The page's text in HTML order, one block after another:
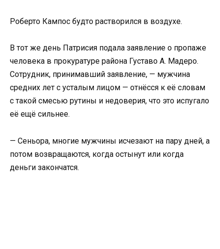
Роберто Кампос будто растворился в воздухе.
В тот же день Патрисия подала заявление о пропаже
человека в прокуратуре района Густаво А. Мадеро.
Сотрудник, принимавший заявление, — мужчина
средних лет с усталым лицом — отнёсся к её словам
с такой смесью рутины и недоверия, что это испугало
её ещё сильнее.
— Сеньора, многие мужчины исчезают на пару дней, а
потом возвращаются, когда остынут или когда
деньги закончатся.